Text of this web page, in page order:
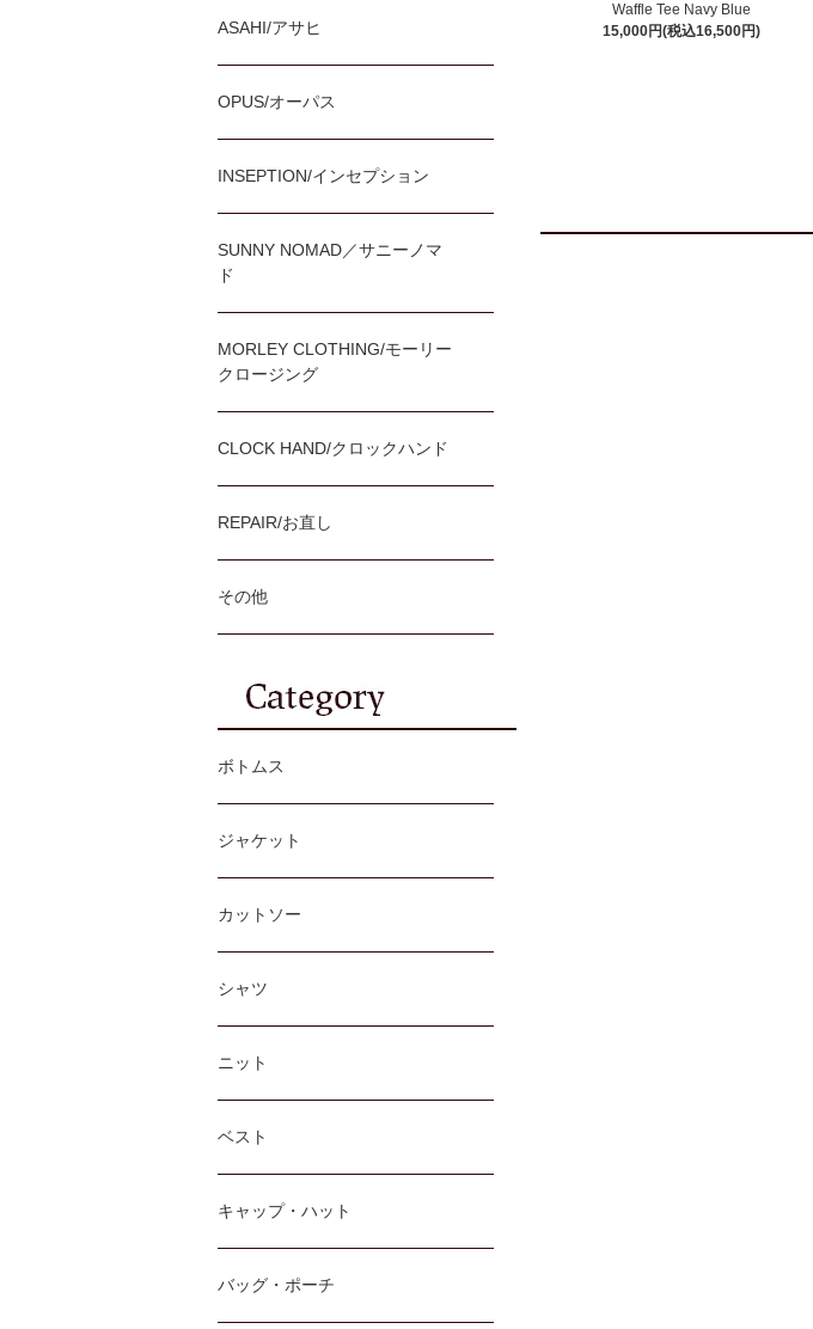
Waffle Tee Navy Blue
15,000円(税込16,500円)
ASAHI/アサヒ
OPUS/オーパス
INSEPTION/インセプション
SUNNY NOMAD／サニーノマ
ド
MORLEY CLOTHING/モーリー
クロージング
CLOCK HAND/クロックハンド
REPAIR/お直し
その他
ボトムス
ジャケット
カットソー
シャツ
ニット
ベスト
キャップ・ハット
バッグ・ポーチ